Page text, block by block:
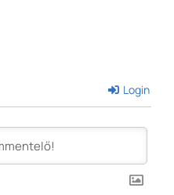
Login